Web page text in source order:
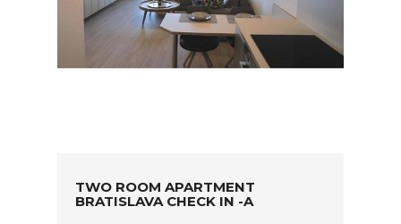
TWO ROOM APARTMENT
BRATISLAVA CHECK IN -A